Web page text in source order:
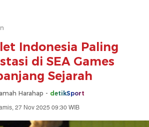
Indonesia Paling
di SEA Games
Sejarah
Harahap - detikSport
27 Nov 2025 09:30 WIB